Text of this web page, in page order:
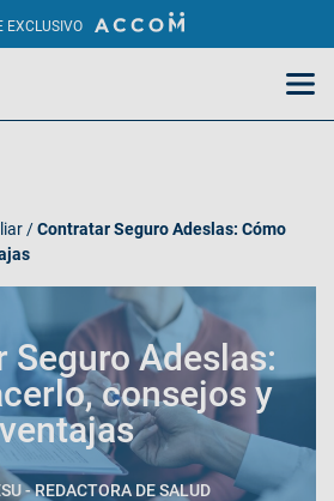
EXCLUSIVO
/Contratar Seguro Adeslas: Cómo
Seguro Adeslas:
consejos y
- REDACTORA DE SALUD